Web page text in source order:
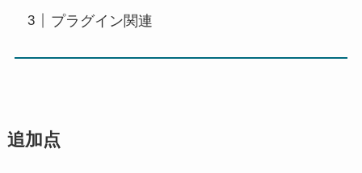
プラグイン関連
追加点